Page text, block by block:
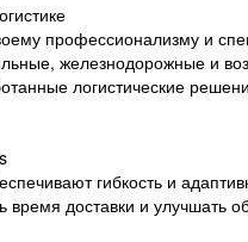
профессионализму и
железнодорожные и
логистические
гибкость и
время доставки и улучшать